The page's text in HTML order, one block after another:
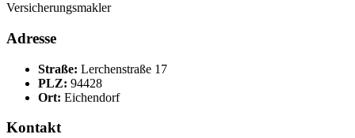
Versicherungsmakler
Adresse
Straße: Lerchenstraße 17
PLZ: 94428
Ort: Eichendorf
Kontakt